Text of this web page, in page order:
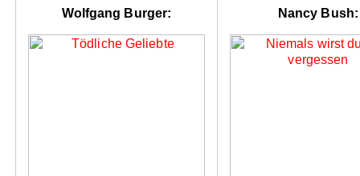
Wolfgang Burger: Nancy Bush: